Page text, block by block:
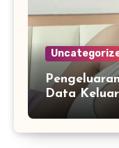
Data